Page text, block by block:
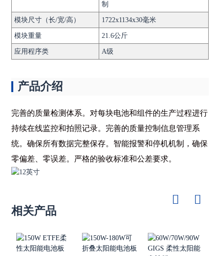
制
模块尺寸（长/宽/高） 1722x1134x30毫米
模块重量 21.6公斤
应用程序类 A级
产品介绍
完善的质量检测体系。对每块电池和组件的生产过程进行
持续在线监控和拍照记录。完善的质量控制信息管理系
统。确保所有数据完整保存。智能报警和停机机制，确保
零偏差、零误差。严格的验收标准和公差要求。
相关产品